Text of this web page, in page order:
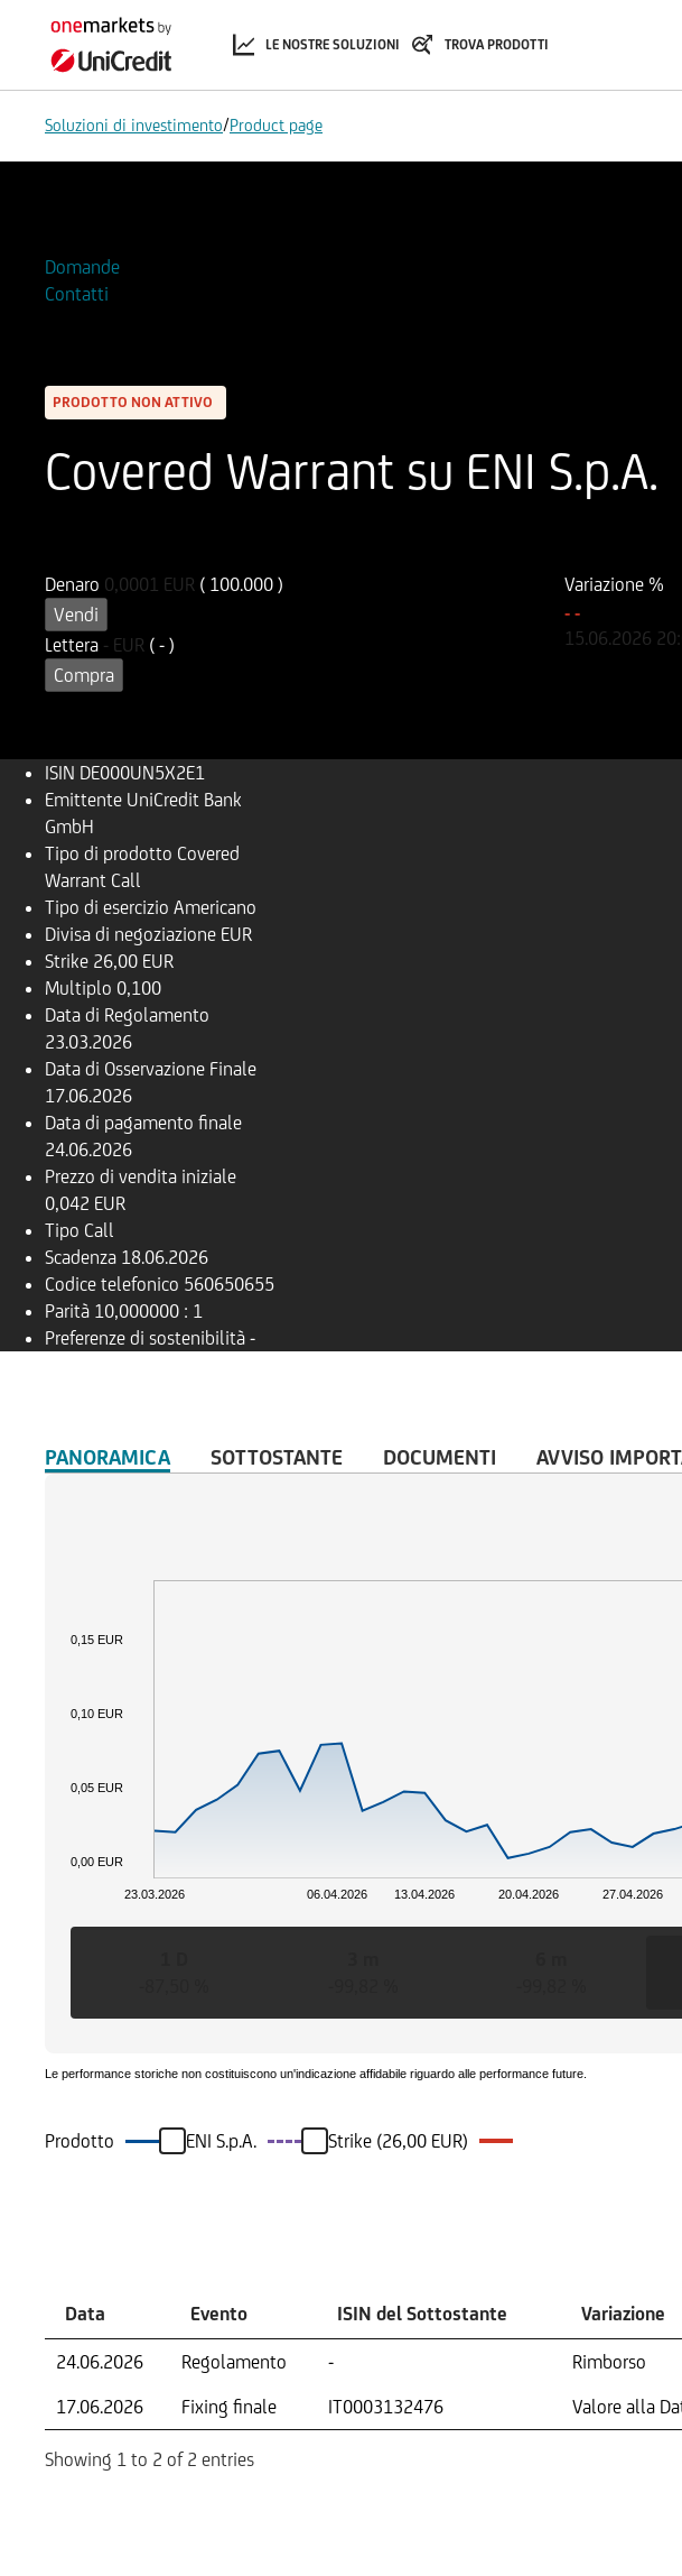
LE NOSTRE SOLUZIONI TROVA PRODOTTI
Soluzioni di investimento/Product page
Domande
Contatti
PRODOTTO NON ATTIVO
Covered Warrant su ENI S.p.A.
Denaro 0,0001 EUR ( 100.000 )
Vendi
Lettera - EUR ( - )
Compra
Variazione %
--
15.06.2026
ISIN DE000UN5X2E1
Emittente UniCredit Bank
GmbH
Tipo di prodotto Covered
Warrant Call
Tipo di esercizio Americano
Divisa di negoziazione EUR
Strike 26,00 EUR
Multiplo 0,100
Data di Regolamento
23.03.2026
Data di Osservazione Finale
17.06.2026
Data di pagamento finale
24.06.2026
Prezzo di vendita iniziale
0,042 EUR
Tipo Call
Scadenza 18.06.2026
Codice telefonico 560650655
Parità 10,000000 : 1
Preferenze di sostenibilità -
PANORAMICA SOTTOSTANTE DOCUMENTI AVVISO
23.03.2026 06.04.2026 13.04.2026 20.04.2026 27.04.2026
0,00 EUR
0,05 EUR
0,10 EUR
0,15 EUR
Le performance storiche non costituiscono un'indicazione affidabile riguardo alle performance future.
Prodotto ENI S.p.A. Strike (26,00 EUR)
Data Evento ISIN del Sottostante Variazione
24.06.2026 Regolamento - Rimborso
17.06.2026
Fixing finale IT0003132476 Valore alla
Showing 1 to 2 of 2 entries